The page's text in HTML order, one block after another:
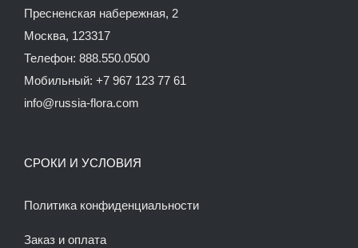
Пресненская набережная, 2
Москва, 123317
Телефон: 888.550.0500
Мобильный: +7 967 123 77 61
info@russia-flora.com
СРОКИ И УСЛОВИЯ
Политика конфиденциальности
Заказ и оплата